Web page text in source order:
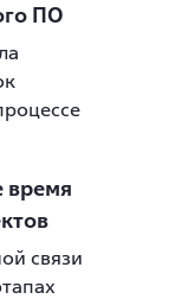
ПО
время
связи